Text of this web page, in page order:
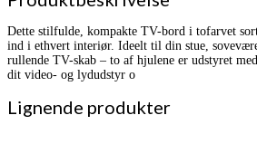
Dette stilfulde, kompakte TV-bord i tofarvet
ind i ethvert interiør. Ideelt til din stue,
rullende TV-skab – to af hjulene er udstyret
dit video- og lydudstyr o
Lignende produkter